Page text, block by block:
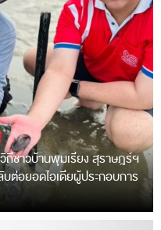
ถีชาวบ้านพุมเรียง สุราษฎร์ฯ
ต่อยอดไอเดียผู้ประกอบการ